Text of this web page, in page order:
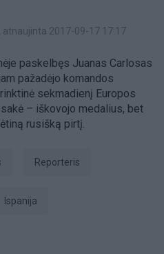
, atnaujinta 2017-09-17 17:17
paskelbęs Juanas Carlosas
pažadėjo komandos
sekmadienį Europos
– iškovojo medalius, bet
rusišką pirtį.
Reporteris
Ispanija